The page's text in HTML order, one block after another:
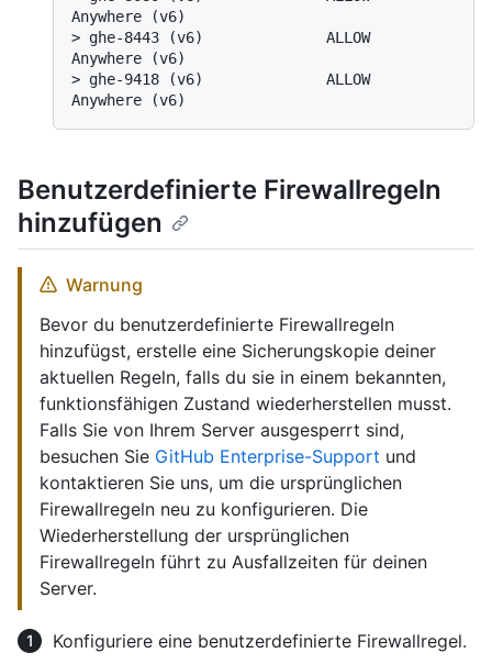
Anywhere (v6)
> ghe-8443 (v6)              ALLOW
Anywhere (v6)
> ghe-9418 (v6)              ALLOW
Anywhere (v6)
Benutzerdefinierte Firewallregeln
hinzufügen
Warnung
Bevor du benutzerdefinierte Firewallregeln
hinzufügst, erstelle eine Sicherungskopie deiner
aktuellen Regeln, falls du sie in einem bekannten,
funktionsfähigen Zustand wiederherstellen musst.
Falls Sie von Ihrem Server ausgesperrt sind,
besuchen Sie GitHub Enterprise-Support und
kontaktieren Sie uns, um die ursprünglichen
Firewallregeln neu zu konfigurieren. Die
Wiederherstellung der ursprünglichen
Firewallregeln führt zu Ausfallzeiten für deinen
Server.
Konfiguriere eine benutzerdefinierte Firewallregel.